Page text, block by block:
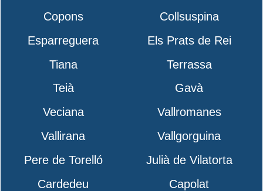
Copons
Collsuspina
Esparreguera
Els Prats de Rei
Tiana
Terrassa
Teià
Gavà
Veciana
Vallromanes
Vallirana
Vallgorguina
Pere de Torelló
Julià de Vilatorta
Cardedeu
Capolat